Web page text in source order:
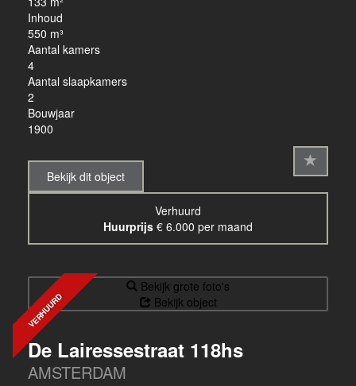
Inhoud
550 m³
Aantal kamers
4
Aantal slaapkamers
2
Bouwjaar
1900
Bekijk dit object
Verhuurd
Huurprijs € 6.000 per maand
VERHUURD
Bekijk grote foto's
Bekijk object
De Lairessestraat 118hs
AMSTERDAM